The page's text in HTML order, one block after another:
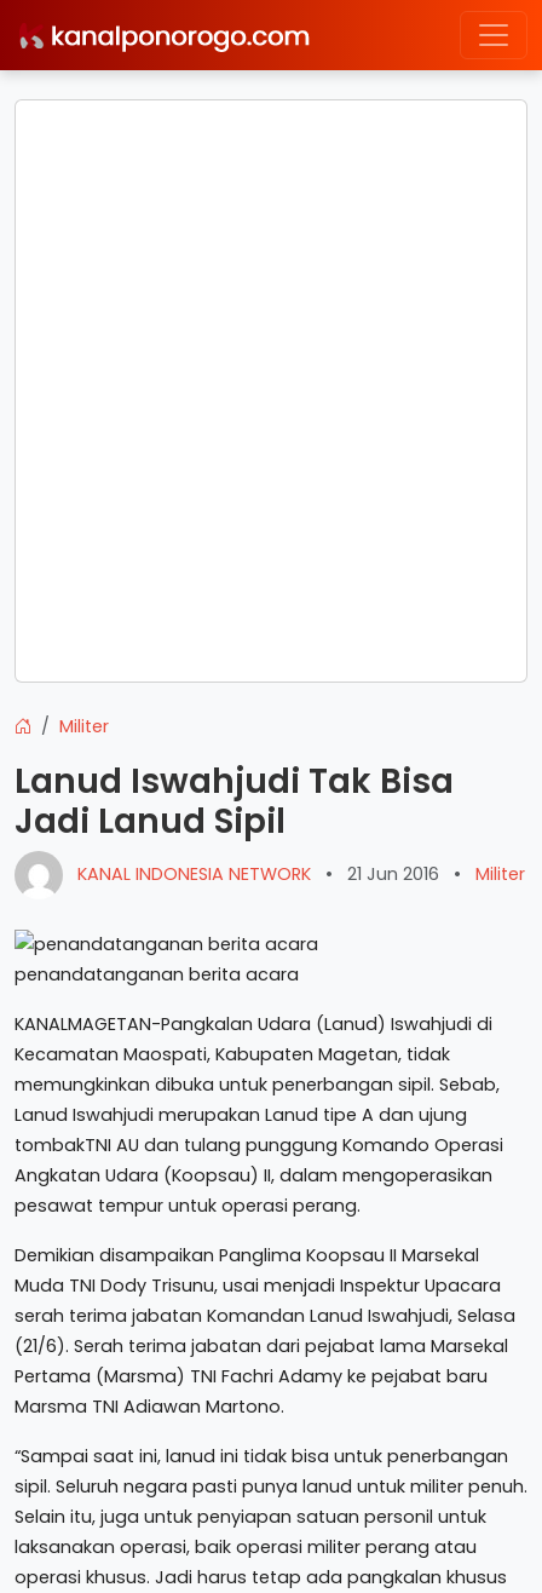
Militer
Lanud Iswahjudi Tak Bisa
Jadi Lanud Sipil
KANAL INDONESIA NETWORK • 21 Jun 2016 • Militer
penandatanganan berita acara
KANALMAGETAN-Pangkalan Udara (Lanud) Iswahjudi di
Kecamatan Maospati, Kabupaten Magetan, tidak
memungkinkan dibuka untuk penerbangan sipil. Sebab,
Lanud Iswahjudi merupakan Lanud tipe A dan ujung
tombakTNI AU dan tulang punggung Komando Operasi
Angkatan Udara (Koopsau) II, dalam mengoperasikan
pesawat tempur untuk operasi perang.
Demikian disampaikan Panglima Koopsau II Marsekal
Muda TNI Dody Trisunu, usai menjadi Inspektur Upacara
serah terima jabatan Komandan Lanud Iswahjudi, Selasa
(21/6). Serah terima jabatan dari pejabat lama Marsekal
Pertama (Marsma) TNI Fachri Adamy ke pejabat baru
Marsma TNI Adiawan Martono.
“Sampai saat ini, lanud ini tidak bisa untuk penerbangan
sipil. Seluruh negara pasti punya lanud untuk militer penuh.
Selain itu, juga untuk penyiapan satuan personil untuk
laksanakan operasi, baik operasi militer perang atau
operasi khusus. Jadi harus tetap ada pangkalan khusus